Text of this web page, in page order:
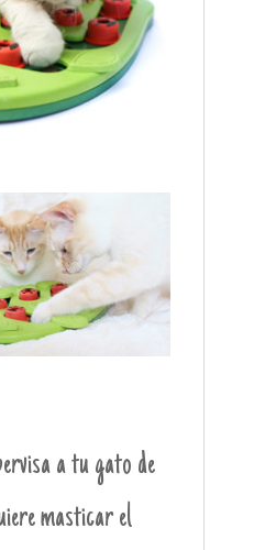
a tu gato de
masticar el